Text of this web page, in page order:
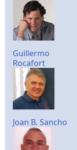
Guillermo
Rocafort
Joan B. Sancho